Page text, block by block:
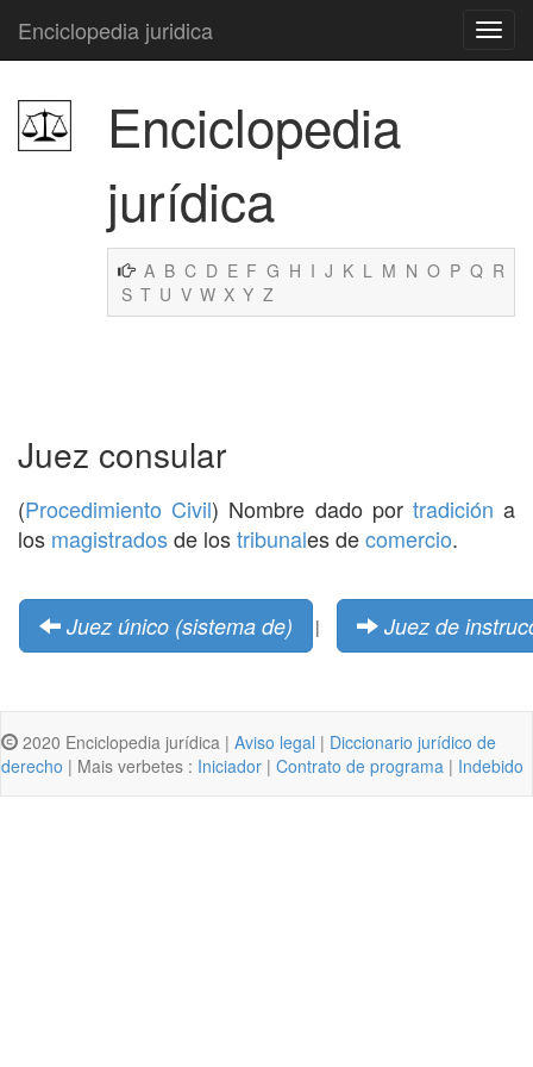
Enciclopedia juridica
Enciclopedia
jurídica
A B C D E F G H I J K L M N O P Q R
S T U V W X Y Z
Juez consular
(Procedimiento Civil) Nombre dado por tradición a
los magistradosde lostribunales decomercio.
Juez único (sistema de) | Juez de
2020 Enciclopedia jurídica | Aviso legal | Diccionario jurídico de
derecho | Mais verbetes : Iniciador | Contrato de programa | Indebido